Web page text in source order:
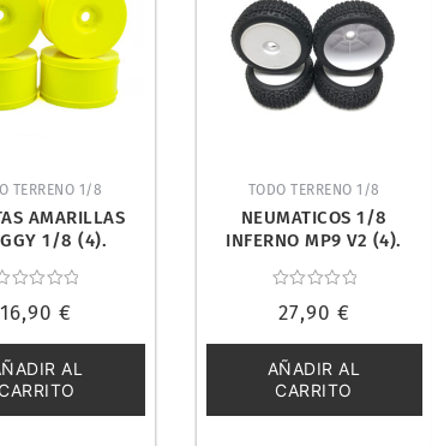
TERRENO 1/8
AMARILLAS
1/8 (4).
con
16,90€
AL
CARRITO
TODO TERRENO 1/8
NEUMATICOS 1/8
INFERNO MP9 V2 (4).
con
de
5
27,90 €
AÑADIR AL
CARRITO